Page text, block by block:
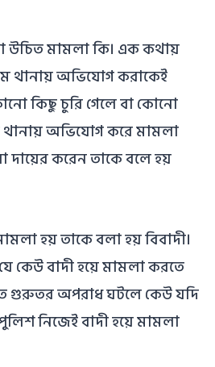
উচিত মামলা কি। এক কথায়
থানায় অভিযোগ করাকেই
কিছু চুরি গেলে বা কোনো
অভিযোগ করে মামলা
দায়ের করেন তাকে বলে হয়
হয় তাকে বলা হয় বিবাদী।
কেউ বাদী হয়ে মামলা করতে
গুরুতর অপরাধ ঘটলে কেউ যদি
নিজেই বাদী হয়ে মামলা